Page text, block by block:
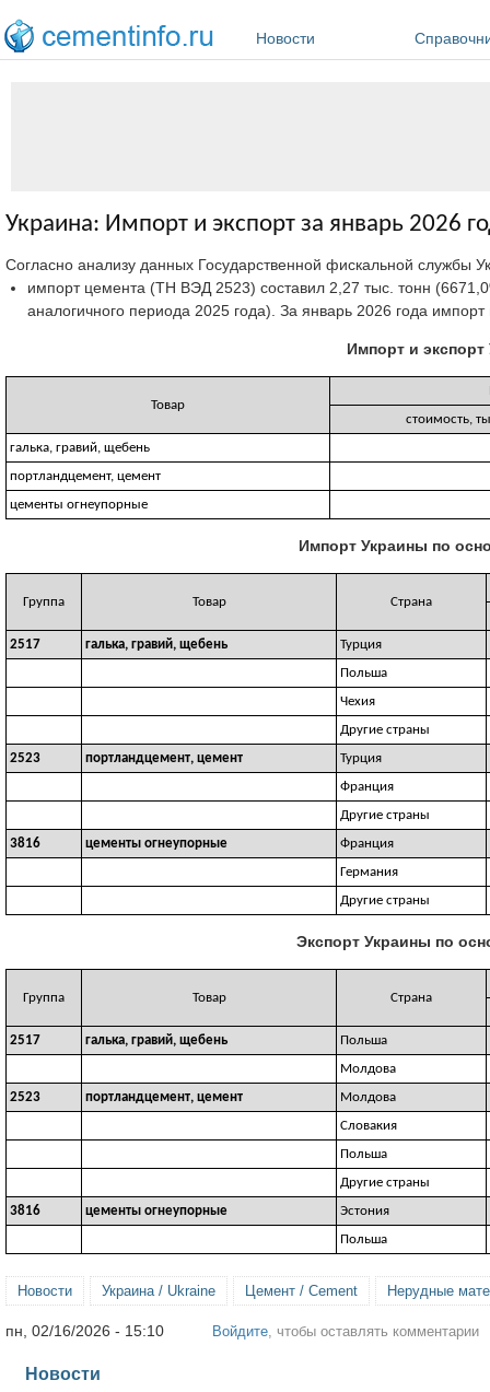
Новости
Украина: Импорт и экспорт за январь 2026
Согласно анализу данных Государственной фискальной службы
импорт цемента (ТН ВЭД 2523) составил 2,27 тыс. тонн
аналогичного периода 2025 года). За январь 2026 года
Импорт и экспорт
Товар
стоимость,
галька, гравий, щебень
портландцемент, цемент
цементы огнеупорные
Импорт Украины по
Группа Товар Страна
2517 галька, гравий, щебень
Турция
Польша
Чехия
Другие страны
2523
портландцемент, цемент
Турция
Франция
Другие страны
3816
цементы огнеупорные
Франция
Германия
Другие страны
Экспорт Украины по
Группа Товар Страна
2517 галька, гравий, щебень
Польша
Молдова
2523
портландцемент, цемент
Молдова
Словакия
Польша
Другие страны
3816
цементы огнеупорные
Эстония
Польша
Новости Украина / Ukraine Цемент / Cement Нерудные
пн, 02/16/2026 - 15:10 Войдите , чтобы оставлять комментарии
Новости